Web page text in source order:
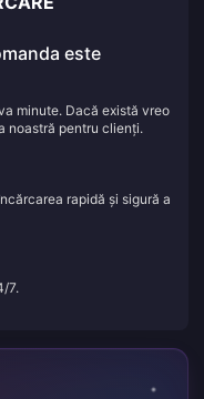
este
minute. Dacă există vreo
noastră pentru clienți.
rapidă și sigură a
7.